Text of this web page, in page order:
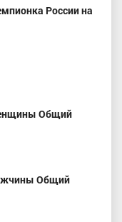
России на
Общий
Общий